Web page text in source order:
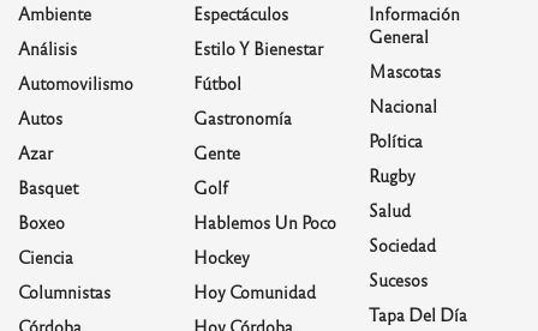
Ambiente
Análisis
Automovilismo
Autos
Azar
Basquet
Boxeo
Ciencia
Columnistas
Córdoba
Espectáculos
Estilo Y Bienestar
Fútbol
Gastronomía
Gente
Golf
Hablemos Un Poco
Hockey
Hoy Comunidad
Hoy Córdoba
Información
General
Mascotas
Nacional
Política
Rugby
Salud
Sociedad
Sucesos
Tapa Del Día